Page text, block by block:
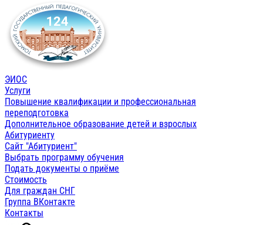
ЭИОС
Услуги
Повышение квалификации и профессиональная
переподготовка
Дополнительное образование детей и взрослых
Абитуриенту
Сайт "Абитуриент"
Выбрать программу обучения
Подать документы о приёме
Стоимость
Для граждан СНГ
Группа ВКонтакте
Контакты